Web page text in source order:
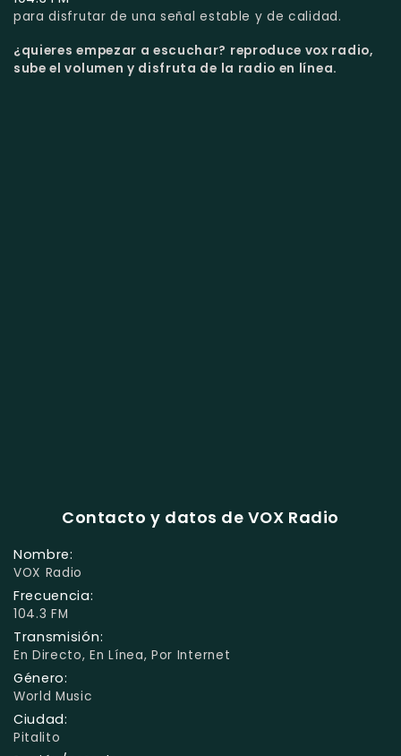
para disfrutar de una señal estable y de calidad.
¿quieres empezar a escuchar? reproduce vox radio,
sube el volumen y disfruta de la radio en línea.
Contacto y datos de VOX Radio
Nombre:
VOX Radio
Frecuencia:
104.3 FM
Transmisión:
En Directo, En Línea, Por Internet
Género:
World Music
Ciudad:
Pitalito